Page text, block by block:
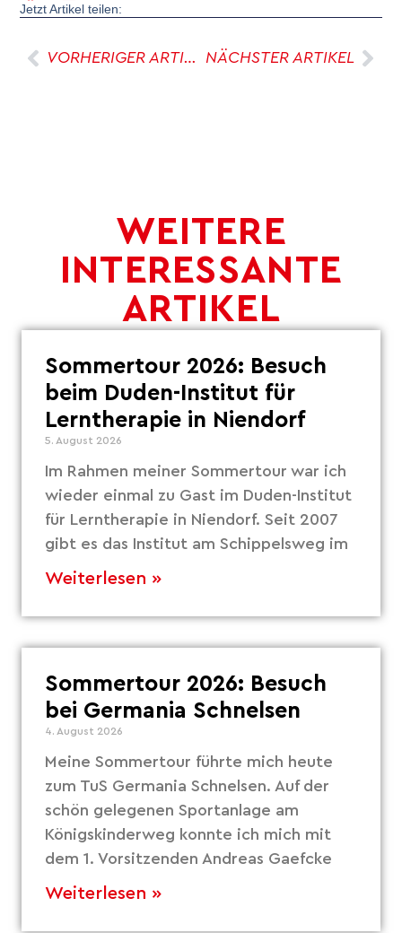
Jetzt Artikel teilen:
VORHERIGER ARTIKEL NÄCHSTER ARTIKEL
WEITERE
INTERESSANTE
ARTIKEL
Sommertour 2026: Besuch
beim Duden-Institut für
Lerntherapie in Niendorf
5. August 2026
Im Rahmen meiner Sommertour war ich
wieder einmal zu Gast im Duden-Institut
für Lerntherapie in Niendorf. Seit 2007
gibt es das Institut am Schippelsweg im
Weiterlesen »
Sommertour 2026: Besuch
bei Germania Schnelsen
4. August 2026
Meine Sommertour führte mich heute
zum TuS Germania Schnelsen. Auf der
schön gelegenen Sportanlage am
Königskinderweg konnte ich mich mit
dem 1. Vorsitzenden Andreas Gaefcke
Weiterlesen »